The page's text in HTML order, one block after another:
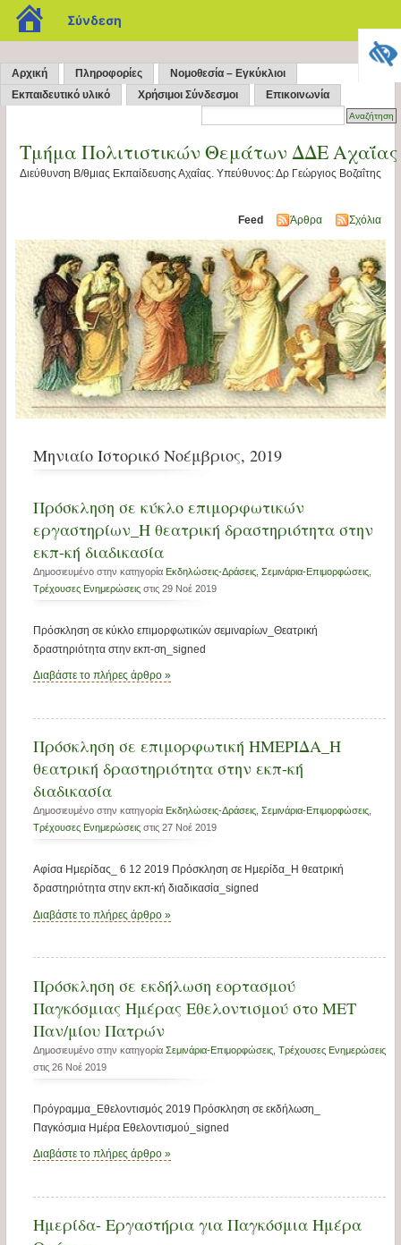
Αρχική Πληροφορίες
Νομοθεσία – Εγκύκλιοι
Εκπαιδευτικό υλικό
Χρήσιμοι Σύνδεσμοι Επικοινωνία
Τμήμα Πολιτιστικών Θεμάτων ΔΔΕ Αχαΐας
Διεύθυνση Β/θμιας Εκπαίδευσης Αχαΐας. Υπεύθυνος: Δρ Γεώργιος Βοζαΐτης
Feed Άρθρα Σχόλια
Μηνιαίο Ιστορικό Νοέμβριος, 2019
Πρόσκληση σε κύκλο επιμορφωτικών
εργαστηρίων_Η θεατρική δραστηριότητα στην
εκπ-κή διαδικασία
Δημοσιευμένο στην κατηγορία Εκδηλώσεις-Δράσεις, Σεμινάρια-Επιμορφώσεις,
Τρέχουσες Ενημερώσειςστις 29 Νοέ 2019
Πρόσκληση σε κύκλο επιμορφωτικών σεμιναρίων_Θεατρική
δραστηριότητα στην εκπ-ση_signed
Διαβάστε το πλήρες άρθρο »
Πρόσκληση σε επιμορφωτική ΗΜΕΡΙΔΑ_Η
θεατρική δραστηριότητα στην εκπ-κή
διαδικασία
Δημοσιευμένο στην κατηγορία Εκδηλώσεις-Δράσεις, Σεμινάρια-Επιμορφώσεις,
Τρέχουσες Ενημερώσειςστις 27 Νοέ 2019
Αφίσα Ημερίδας_ 6 12 2019 Πρόσκληση σε Ημερίδα_Η θεατρική
δραστηριότητα στην εκπ-κή διαδικασία_signed
Διαβάστε το πλήρες άρθρο »
Πρόσκληση σε εκδήλωση εορτασμού
Παγκόσμιας Ημέρας Εθελοντισμού στο ΜΕΤ
Παν/μίου Πατρών
Δημοσιευμένο στην κατηγορία Σεμινάρια-Επιμορφώσεις, Τρέχουσες Ενημερώσεις
στις 26 Νοέ 2019
Πρόγραμμα_Εθελοντισμός 2019 Πρόσκληση σε εκδήλωση_
Παγκόσμια Ημέρα Εθελοντισμού_signed
Διαβάστε το πλήρες άρθρο »
Ημερίδα- Εργαστήρια για Παγκόσμια Ημέρα
blogs.sch.gr
Σύνδεση